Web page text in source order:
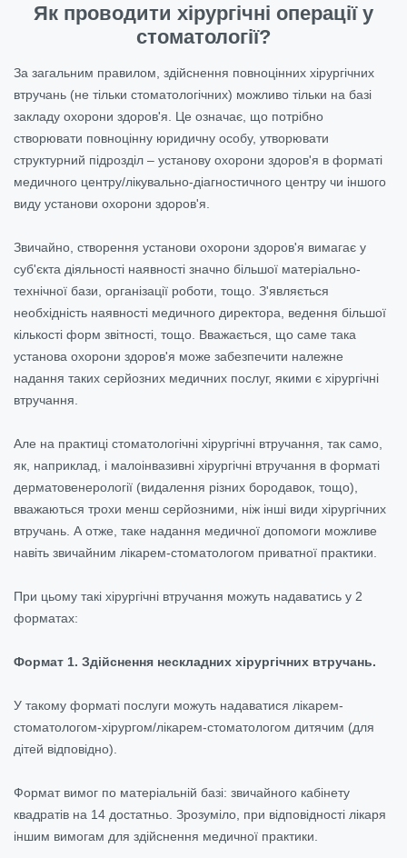
Як проводити хірургічні операції у
стоматології?
За загальним правилом, здійснення повноцінних хірургічних
втручань (не тільки стоматологічних) можливо тільки на базі
закладу охорони здоров'я. Це означає, що потрібно
створювати повноцінну юридичну особу, утворювати
структурний підрозділ – установу охорони здоров'я в форматі
медичного центру/лікувально-діагностичного центру чи іншого
виду установи охорони здоров'я.
Звичайно, створення установи охорони здоров'я вимагає у
суб'єкта діяльності наявності значно більшої матеріально-
технічної бази, організації роботи, тощо. З'являється
необхідність наявності медичного директора, ведення більшої
кількості форм звітності, тощо. Вважається, що саме така
установа охорони здоров'я може забезпечити належне
надання таких серйозних медичних послуг, якими є хірургічні
втручання.
Але на практиці стоматологічні хірургічні втручання, так само,
як, наприклад, і малоінвазивні хірургічні втручання в форматі
дерматовенерології (видалення різних бородавок, тощо),
вважаються трохи менш серйозними, ніж інші види хірургічних
втручань. А отже, таке надання медичної допомоги можливе
навіть звичайним лікарем-стоматологом приватної практики.
При цьому такі хірургічні втручання можуть надаватись у 2
форматах:
Формат 1. Здійснення нескладних хірургічних втручань.
У такому форматі послуги можуть надаватися лікарем-
стоматологом-хірургом/лікарем-стоматологом дитячим (для
дітей відповідно).
Формат вимог по матеріальній базі: звичайного кабінету
квадратів на 14 достатньо. Зрозуміло, при відповідності лікаря
іншим вимогам для здійснення медичної практики.